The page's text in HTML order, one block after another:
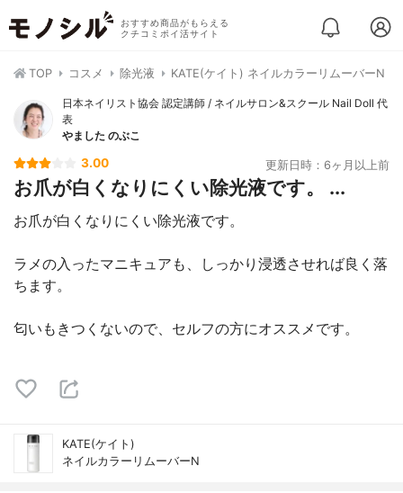
おすすめ商品がもらえる
クチコミポイ活サイト
TOP コスメ 除光液 KATE(ケイト) ネイルカラーリムーバーN
日本ネイリスト協会 認定講師 / ネイルサロン&スクール Nail Doll 代
表
やました のぶこ
3.00 更新日時：6ヶ月以上前
お爪が白くなりにくい除光液です。 ...
お爪が白くなりにくい除光液です。
ラメの入ったマニキュアも、しっかり浸透させれば良く落
ちます。
匂いもきつくないので、セルフの方にオススメです。
KATE(ケイト)
ネイルカラーリムーバーN